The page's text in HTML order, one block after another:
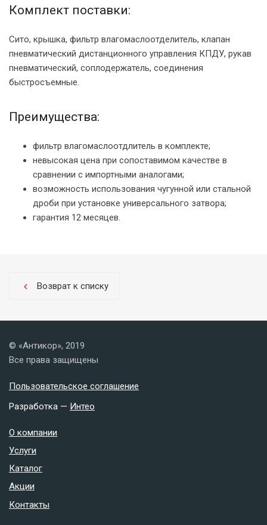
Комплект поставки:
Сито, крышка, фильтр влагомаслоотделитель, клапан
пневматический дистанционного управления КПДУ, рукав
пневматический, соплодержатель, соединения
быстросъемные.
Преимущества:
фильтр влагомаслоотдлитель в комплекте;
невысокая цена при сопоставимом качестве в
сравнении с импортными аналогами;
возможность использования чугунной или стальной
дроби при установке универсального затвора;
гарантия 12 месяцев.
chevron_left Возврат к списку
© «Антикор», 2019
Все права защищены
Пользовательское соглашение
Разработка — Интео
О компании
Услуги
Каталог
Акции
Контакты